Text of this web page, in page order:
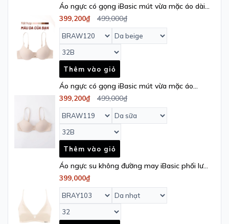
Áo ngực có gọng iBasic mút vừa mặc áo dài
cup T_Shirt - BRAW120
399,200₫ 499,000₫
Thêm vào giỏ
Áo ngực có gọng iBasic mút vừa mặc áo
dài cup demi – BRAW119
399,200₫ 499,000₫
Thêm vào giỏ
Áo ngực su không đường may iBasic phối lưới
mút mỏng tam giác Bralette - BRAY103
399,000₫